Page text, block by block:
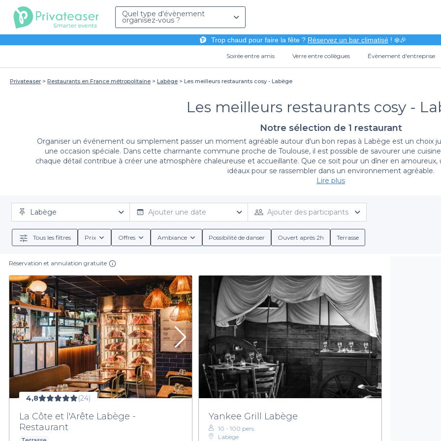
Quel type d'évènement
organisez-vous ?
Trop chaud pour faire la fête ? Réservez un bar climatisé! ❄️🎉
Soirée entre amis Verre entre collègues Évènement d'entreprise
Privateaser Restaurants en France métropolitaine Labège Les meilleurs restaurants cosy - Labège
Les meilleurs restaurants cosy -
Notre sélection de 1 restaurant
Organiser un événement ou simplement passer un moment agréable autour d'un bon repas à Labège est un choix
une occasion spéciale. Dans cette charmante commune proche de Toulouse, il est possible de savourer une
chaque détail contribue à créer une atmosphère chaleureuse et accueillante. Que ce soit pour un dîner en
idéaux pour se rassembler dans un environnement agréable.
Grâce à Privateaser, nous vous facilitons la tâche pour trouver le restaurant cosy qui correspond à vos envies à
d’établissements soigneusement sélectionnés. Profitez de la simplicité de réservation en ligne, qui vous permet de
ayant accès à des informations détaillées sur les conditions de réservation. Vous pouvez découvrir des menus de
boissons, qu'elles soient alcoolisées ou non, permettant ainsi de personnaliser votre expérience
Réserver à travers Privateaser vous donne également l’avantage de bénéficier d'offres exclusives et d'un service
traditionnelle ou explorer des mets plus contemporains, notre sélection répondra à toutes vos attentes.
spéciaux, vous plongeant dans une ambiance relaxante parfaite pour profiter de
En explorant notre plateforme, vous serez à même de choisir facilement le restaurant idéal pour votre événement.
Labège ? N'attendez plus, visitez notre site pour commencer à planifier votre prochaine sortie gastronomique et
Lire plus
Labège Ajouter une date Ajouter des participants
Tous les filtres Prix Offres Ambiance Possibilité de danser Ouvert après 2h Terrasse
Réservation et annulation gratuite
4,8 (24)
La Côte et l'Arête Labège -
Restaurant
Yankee Grill Labège
10 - 100 pers.
Labège